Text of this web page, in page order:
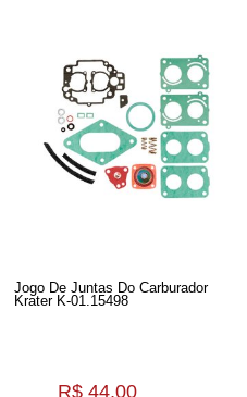
Jogo De Juntas Do Carburador
Krater K-01.15498
R$ 44,00